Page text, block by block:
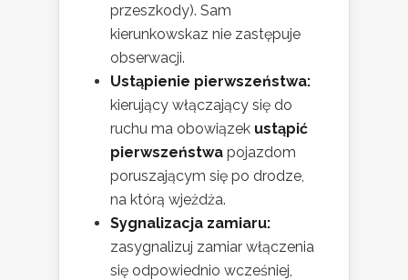
przeszkody). Sam
kierunkowskaz nie zastępuje
obserwacji.
Ustąpienie pierwszeństwa:
kierujący włączający się do
ruchu ma obowiązek ustąpić
pierwszeństwa pojazdom
poruszającym się po drodze,
na którą wjeżdża.
Sygnalizacja zamiaru:
zasygnalizuj zamiar włączenia
się odpowiednio wcześniej,